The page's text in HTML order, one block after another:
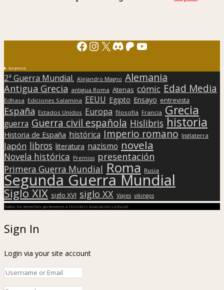
Facebook
Instagram
X Discord
Patreon
YouTube
Sorpresa
2ª Guerra Mundial. Alejandro Magno Alemania
Antigua Grecia antigua Roma Atenas cómic Edad Media
Edhasa Ediciones Salamina EEUU Egipto Ensayo entrevista
España Estados Unidos Europa filosofía Francia Grecia
guerra Guerra civil española Hislibris historia
Historia de España histórica Imperio romano Inglaterra
Japón libros literatura nazismo novela
Novela histórica Premios presentación
Primera Guerra Mundial Roma Rusia
Segunda Guerra Mundial
Siglo XIX siglo XVI siglo XX Viajes vikingos
Todos los derechos pertenecen a Hislibris Asociación cultural
Sign In
Login via your site account